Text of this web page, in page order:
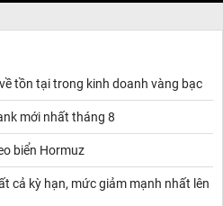
tồn tại trong kinh doanh vàng bạc
mới nhất tháng 8
biển Hormuz
cả kỳ hạn, mức giảm mạnh nhất lên